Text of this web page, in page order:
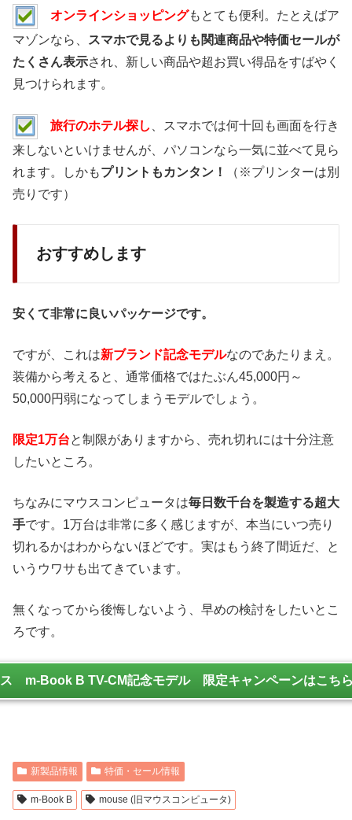
オンラインショッピングもとても便利。たとえばア
マゾンなら、
スマホで見るよりも関連商品や特価セールが
たくさん表示され、新しい商品や超お買い得品をすばやく
見つけられます。
旅行のホテル探し
、スマホでは何十回も画面を行き
来しないといけませんが、パソコンなら一気に並べて見ら
れます。しかもプリントもカンタン！
（※プリンターは別
売りです）
おすすめします
安くて非常に良いパッケージです。
ですが、これは新ブランド記念モデルなのであたりまえ。
装備から考えると、通常価格ではたぶん45,000円～
50,000円弱になってしまうモデルでしょう。
限定1万台と制限がありますから、売れ切れには十分注意
したいところ。
ちなみにマウスコンピュータは毎日数千台を製造する超大
手です。1万台は非常に多く感じますが、本当にいつ売り
切れるかはわからないほどです。実はもう終了間近だ、と
いうウワサも出てきています。
無くなってから後悔しないよう、早めの検討をしたいとこ
ろです。
ス m-Book B TV-CM記念モデル 限定キャンペーンはこち
新製品情報 特価・セール情報
m-Book B mouse (旧マウスコンピュータ)